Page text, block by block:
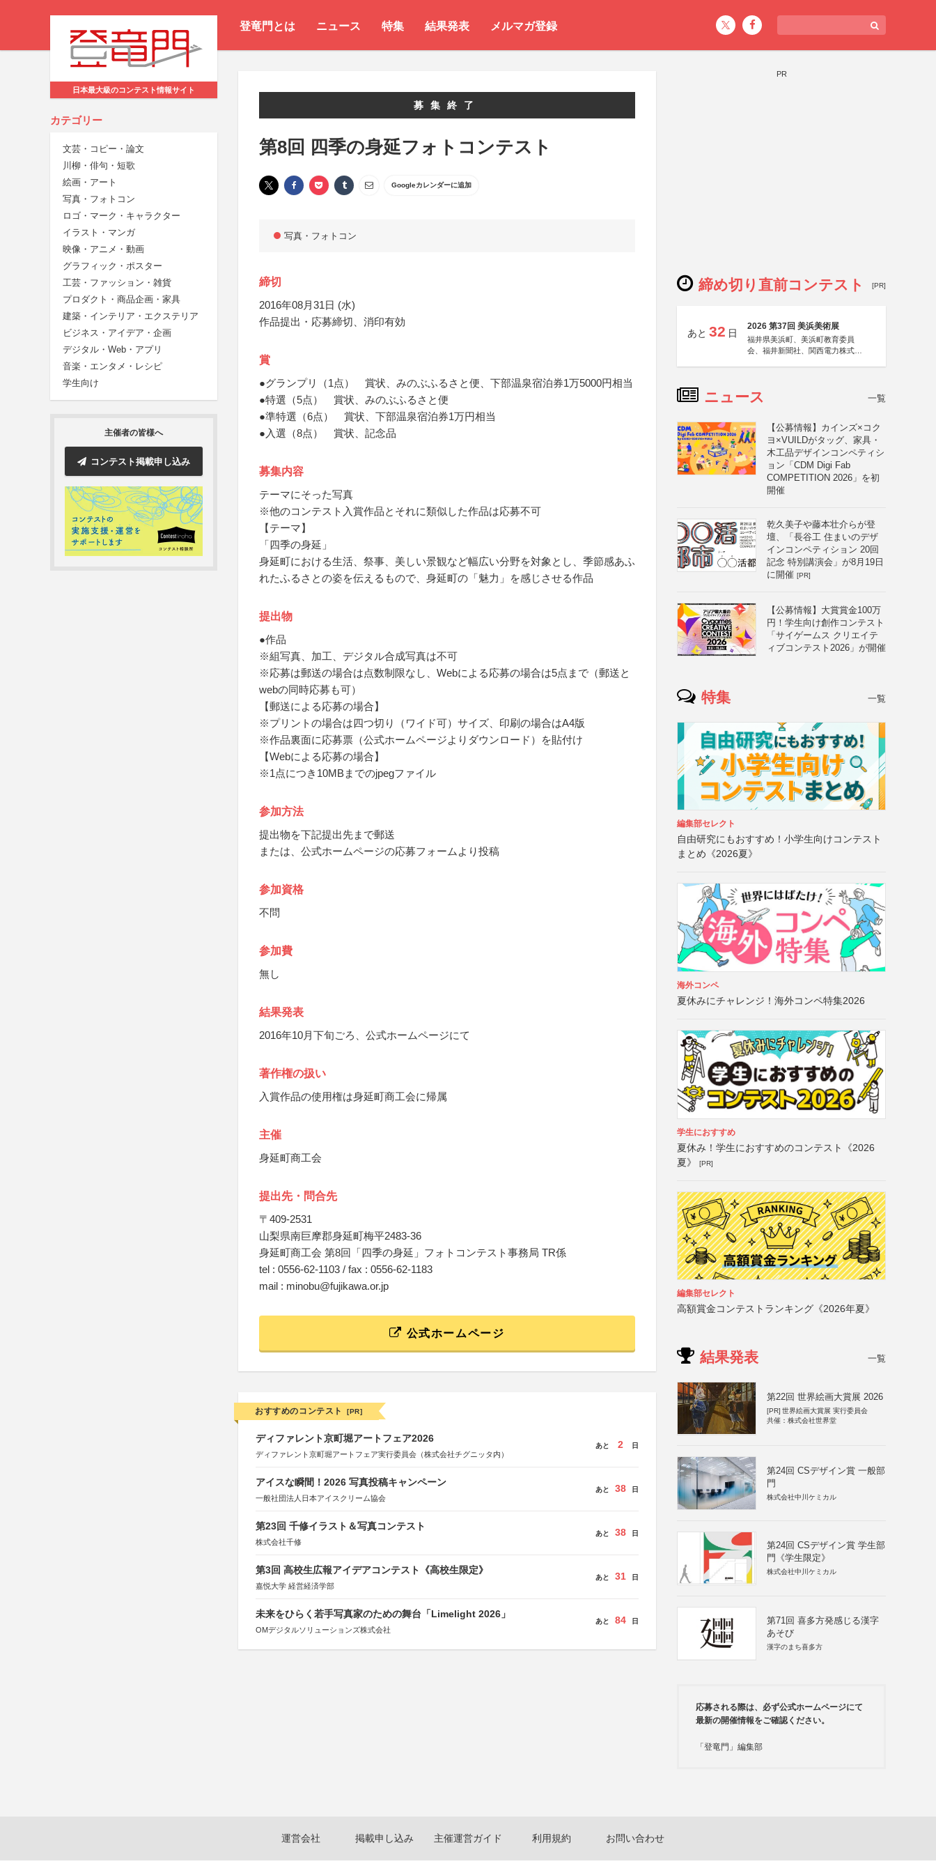
登竜門とは ニュース 特集 結果発表 メルマガ登録
日本最大級のコンテスト情報サイト
カテゴリー
文芸・コピー・論文
川柳・俳句・短歌
絵画・アート
写真・フォトコン
ロゴ・マーク・キャラクター
イラスト・マンガ
映像・アニメ・動画
グラフィック・ポスター
工芸・ファッション・雑貨
プロダクト・商品企画・家具
建築・インテリア・エクステリア
ビジネス・アイデア・企画
デジタル・Web・アプリ
音楽・エンタメ・レシピ
学生向け
主催者の皆様へ
コンテスト掲載申し込み
募集終了
第8回 四季の身延フォトコンテスト
Googleカレンダーに追加
写真・フォトコン
締切
2016年08月31日 (水)
作品提出・応募締切、消印有効
賞
●グランプリ（1点） 賞状、みのぶふるさと便、下部温泉宿泊券1万5000円相当
●特選（5点） 賞状、みのぶふるさと便
●準特選（6点） 賞状、下部温泉宿泊券1万円相当
●入選（8点） 賞状、記念品
募集内容
テーマにそった写真
※他のコンテスト入賞作品とそれに類似した作品は応募不可
【テーマ】
「四季の身延」
身延町における生活、祭事、美しい景観など幅広い分野を対象とし、季節感あふ
れたふるさとの姿を伝えるもので、身延町の「魅力」を感じさせる作品
提出物
●作品
※組写真、加工、デジタル合成写真は不可
※応募は郵送の場合は点数制限なし、Webによる応募の場合は5点まで（郵送と
webの同時応募も可）
【郵送による応募の場合】
※プリントの場合は四つ切り（ワイド可）サイズ、印刷の場合はA4版
※作品裏面に応募票（公式ホームページよりダウンロード）を貼付け
【Webによる応募の場合】
※1点につき10MBまでのjpegファイル
参加方法
提出物を下記提出先まで郵送
または、公式ホームページの応募フォームより投稿
参加資格
不問
参加費
無し
結果発表
2016年10月下旬ごろ、公式ホームページにて
著作権の扱い
入賞作品の使用権は身延町商工会に帰属
主催
身延町商工会
提出先・問合先
〒409-2531
山梨県南巨摩郡身延町梅平2483-36
身延町商工会 第8回「四季の身延」フォトコンテスト事務局 TR係
tel : 0556-62-1103 / fax : 0556-62-1183
mail : minobu@fujikawa.or.jp
公式ホームページ
おすすめのコンテスト [PR]
ディファレント京町堀アートフェア2026
ディファレント京町堀アートフェア実行委員会（株式会社チグニッタ内）
あと 2 日
アイスな瞬間！2026 写真投稿キャンペーン
一般社団法人日本アイスクリーム協会
あと 38 日
第23回 千修イラスト＆写真コンテスト
株式会社千修
あと 38 日
第3回 高校生広報アイデアコンテスト《高校生限定》
嘉悦大学 経営経済学部
あと 31 日
未来をひらく若手写真家のための舞台「Limelight 2026」
OMデジタルソリューションズ株式会社
あと 84 日
PR
締め切り直前コンテスト [PR]
あと 32 日
2026 第37回 美浜美術展
福井県美浜町、美浜町教育委員
会、福井新聞社、関西電力株式会
ニュース 一覧
【公募情報】カインズ×コク
ヨ×VUILDがタッグ、家具・
木工品デザインコンペティシ
ョン「CDM Digi Fab
COMPETITION 2026」を初
開催
乾久美子や藤本壮介らが登
壇、「長谷工 住まいのデザ
インコンペティション 20回
記念 特別講演会」が8月19日
に開催 [PR]
【公募情報】大賞賞金100万
円！学生向け創作コンテスト
「サイゲームス クリエイテ
ィブコンテスト2026」が開催
特集 一覧
編集部セレクト
自由研究にもおすすめ！小学生向けコンテスト
まとめ《2026夏》
海外コンペ
夏休みにチャレンジ！海外コンペ特集2026
学生におすすめ
夏休み！学生におすすめのコンテスト《2026
夏》
[PR]
編集部セレクト
高額賞金コンテストランキング《2026年夏》
結果発表 一覧
第22回 世界絵画大賞展 2026
[PR] 世界絵画大賞展 実行委員会
共催：株式会社世界堂
第24回 CSデザイン賞 一般部
門
株式会社中川ケミカル
第24回 CSデザイン賞 学生部
門《学生限定》
株式会社中川ケミカル
第71回 喜多方発感じる漢字
あそび
漢字のまち喜多方
応募される際は、必ず公式ホームページにて
最新の開催情報をご確認ください。
「登竜門」編集部
運営会社 掲載申し込み 主催運営ガイド 利用規約 お問い合わせ